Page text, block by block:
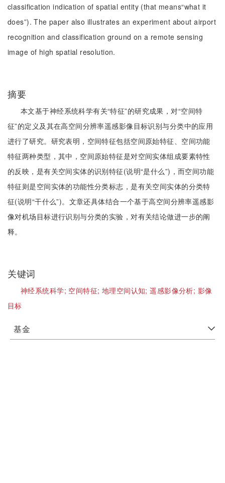
classification indication of spatial entity (that means“what it
does”). The paper also illustrates an experiment about airport
recognition and classification ground on a remote sensing
image of high spatial resolution.
摘要
本文基于神经系统科学有关“特征”的研究成果，对“空间特
征”的定义及其在高空间分辨率遥感影像目标识别与分类中的应用
进行了研究。研究表明，空间特征包括空间原始特征、空间功能
特征两种类型，其中，空间原始特征是对空间实体组成要素特性
的反映，是有关空间实体的识别特征(说明“是什么”)，而空间功能
特征则是空间实体的功能性分类标志，是有关空间实体的分类特
征(说明“干什么”)。文章还具体结合一个基于高空间分辨率遥感影
像对机场目标进行识别与分类的实验，对有关结论做进一步的阐
释。
关键词
神经系统科学; 空间特征; 地理空间认知;遥感影像分析; 影像
目标
基金